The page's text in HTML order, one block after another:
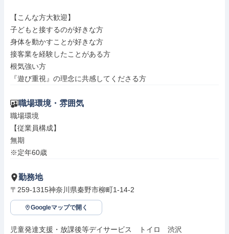
【こんな方大歓迎】
子どもと接するのが好きな方
身体を動かすことが好きな方
接客業を経験したことがある方
根気強い方
『遊び重視』の理念に共感してくださる方
職場環境・雰囲気
職場環境
【従業員構成】
無期
※定年60歳
勤務地
〒259-1315神奈川県秦野市柳町1-14-2
Googleマップで開く
児童発達支援・放課後等デイサービス　トイロ　渋沢